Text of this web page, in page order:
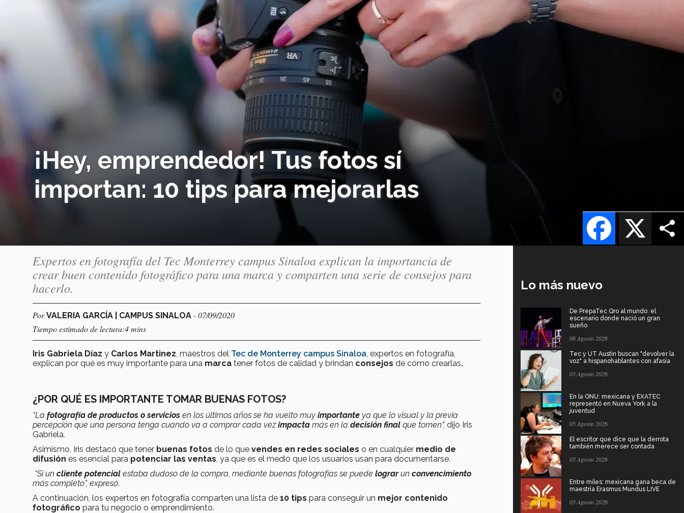
¡Hey, emprendedor! Tus fotos sí
importan: 10 tips para mejorarlas
X
Facebook
Expertos en fotografía del Tec Monterrey campus Sinaloa explican la importancia de
crear buen contenido fotográfico para una marca y comparten una serie de consejos para
hacerlo.
PorVALERIA GARCÍA | CAMPUS SINALOA - 07/09/2020
Tiempo estimado de lectura:4 mins
Iris Gabriela Díaz y Carlos Martinez , maestros del Tec de Monterrey campus Sinaloa , expertos en fotografía,
explican por qué es muy importante para una marca tener fotos de calidad y brindan consejos de cómo crearlas.
¿POR QUÉ ES IMPORTANTE TOMAR BUENAS FOTOS?
“La fotografía de productos o servicios en los últimos años se ha vuelto muy importante ya que lo visual y la previa
percepción que una persona tenga cuando va a comprar cada vezimpacta más en la decisión final que tomen”, dijo Iris
Gabriela.
Asimismo, Iris destacó que tener buenas fotos de lo que vendes en redes sociales o en cualquier medio de
difusión es esencial para potenciar las ventas , ya que es el medio que los usuarios usan para documentarse.
“Si un cliente potencial estaba dudoso de la compra, mediante buenas fotografías se puede lograrun convencimiento
más completo”, expresó.
A continuación, los expertos en fotografía comparten una lista de 10 tips para conseguir un mejor contenido
fotográfico para tu negocio o emprendimiento.
Lo más nuevo
De PrepaTec Qro al mundo: el
escenario donde nació un gran
sueño
06 Agosto 2026
Tec y UT Austin buscan "devolver la
voz" a hispanohablantes con afasia
05 Agosto 2026
En la ONU: mexicana y EXATEC
representó en Nueva York a la
juventud
05 Agosto 2026
El escritor que dice que la derrota
también merece ser contada
05 Agosto 2026
Entre miles: mexicana gana beca de
maestría Erasmus Mundus LIVE
05 Agosto 2026